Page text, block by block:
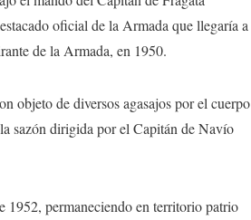
oficial de la Armada que llegaría a
de la Armada, en 1950.
objeto de diversos agasajos por el cuerpo
sazón dirigida por el Capitán de Navío
1952, permaneciendo en territorio patrio